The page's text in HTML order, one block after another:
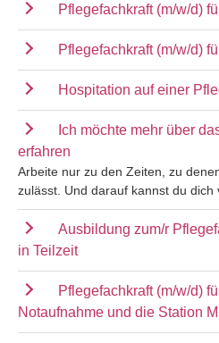
Pflegefachkraft (m/w/d)
Pflegefachkraft (m/w/d)
Hospitation auf einer
Ich möchte mehr über
erfahren
Arbeite nur zu den Zeiten, zu
zulässt. Und darauf kannst du dich
Ausbildung zum/r
in Teilzeit
Pflegefachkraft (m/w/d)
Notaufnahme und die Station